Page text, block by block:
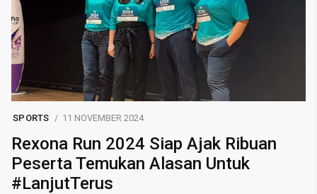
SPORTS 11 NOVEMBER 2024
Rexona Run 2024 Siap Ajak Ribuan
Peserta Temukan Alasan Untuk
#LanjutTerus